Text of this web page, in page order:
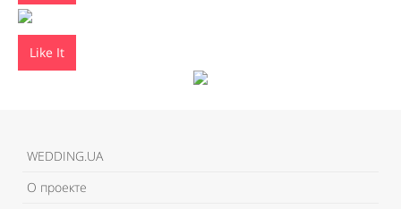
Like It
WEDDING.UA
О проекте